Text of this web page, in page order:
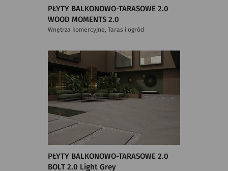
PŁYTY BALKONOWO-TARASOWE 2.0
WOOD MOMENTS 2.0
Wnętrza komercyjne, Taras i ogród
PŁYTY BALKONOWO-TARASOWE 2.0
BOLT 2.0 Light Grey